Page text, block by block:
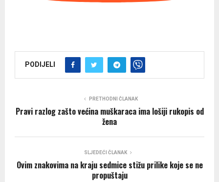
PODIJELI
PRETHODNI ČLANAK
Pravi razlog zašto većina muškaraca ima lošiji rukopis od
žena
SLJEDEĆI ČLANAK
Ovim znakovima na kraju sedmice stižu prilike koje se ne
propuštaju